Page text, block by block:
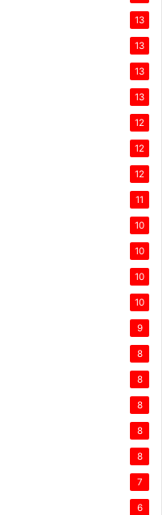
13
13
13
13
12
12
12
11
10
10
10
10
9
8
8
8
8
8
7
6